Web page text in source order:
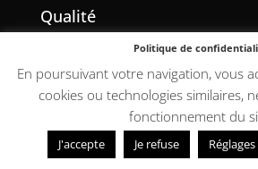
Qualité
Mentions légales
Conditions Générales de
Politique de
En poursuivant votre navigation, vous
cookies ou technologies similaires,
fonctionnement du
J'accepte Je refuse Réglages